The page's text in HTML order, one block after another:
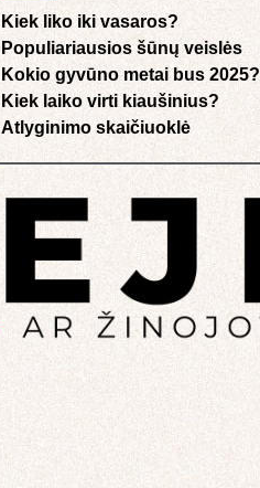
Kiek liko iki vasaros?
Populiariausios šūnų veislės
Kokio gyvūno metai bus 2025?
Kiek laiko virti kiaušinius?
Atlyginimo skaičiuoklė​